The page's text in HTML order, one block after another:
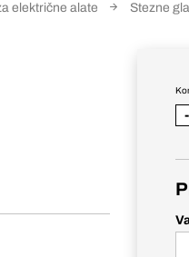
električne alate Stezne
-